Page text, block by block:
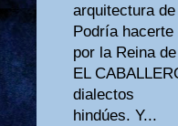
arquitectura
Podría hacerte
por la Reina
EL
dialectos
hindúes. Y...